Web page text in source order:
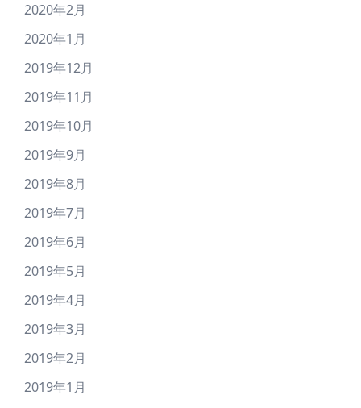
2020年2月
2020年1月
2019年12月
2019年11月
2019年10月
2019年9月
2019年8月
2019年7月
2019年6月
2019年5月
2019年4月
2019年3月
2019年2月
2019年1月